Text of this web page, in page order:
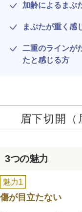
加齢によるまぶ
まぶたが重く感
二重のラインが
たと感じる方
眉下切開
3つの魅力
魅力1
傷が目立たない